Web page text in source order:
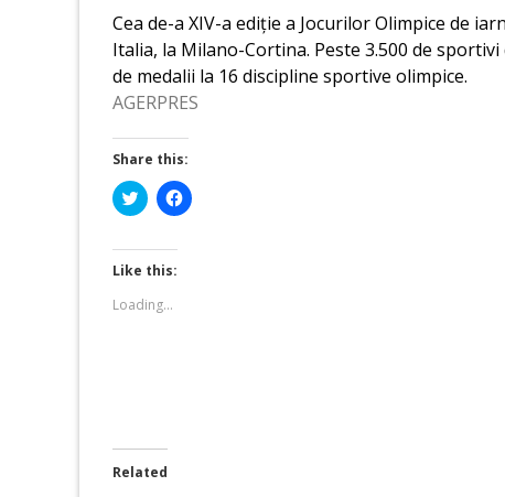
Cea de-a XIV-a ediție a Jocurilor Olimpice de
Italia, la Milano-Cortina. Peste 3.500 de
de medalii la 16 discipline sportive olimpice.
AGERPRES
Share this:
Click
to
Twitter
(Opens
in
new
window)
Click
to
Like this:
Loading...
Related